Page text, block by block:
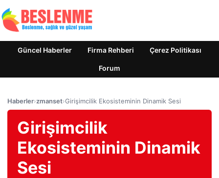
Güncel Haberler Firma Rehberi Çerez Politikası
Forum
Haberler›zmanset›Girişimcilik Ekosisteminin Dinamik Sesi
Girişimcilik
Ekosisteminin Dinamik
Sesi